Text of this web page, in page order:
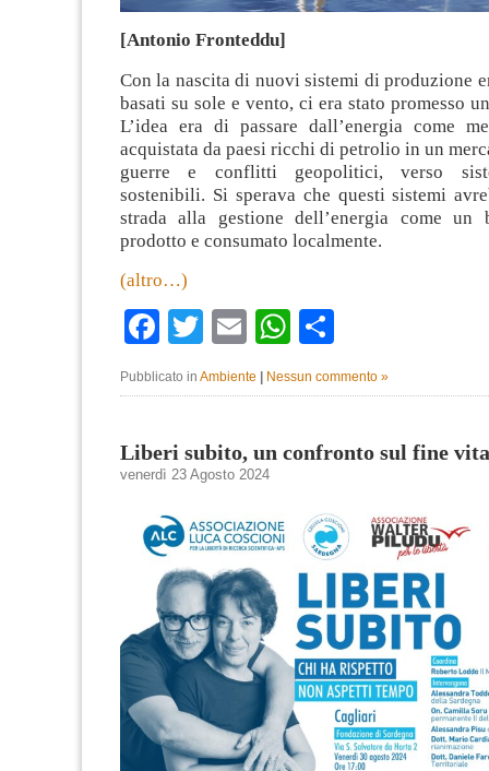
[Antonio Fronteddu]
Con la nascita di nuovi sistemi di produzione
basati su sole e vento, ci era stato promesso
L’idea era di passare dall’energia come
acquistata da paesi ricchi di petrolio in un
guerre e conflitti geopolitici, verso
sostenibili. Si sperava che questi sistemi
strada alla gestione dell’energia come un
prodotto e consumato localmente.
(altro…)
Facebook
TwitterEmailWhatsApp
Pubblicato in Ambiente Nessun commento »
Liberi subito, un confronto sul fine vita
venerdì 23 Agosto 2024